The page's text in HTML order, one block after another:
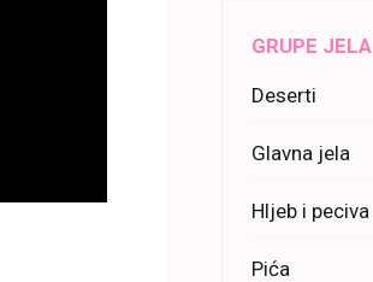
GRUPE JELA
Deserti
Glavna jela
Hljeb i peciva
Pića